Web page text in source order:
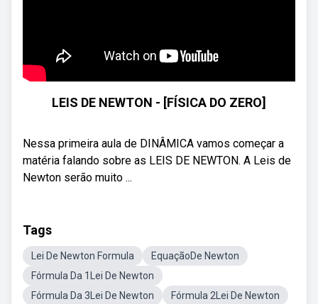
LEIS DE NEWTON - [FÍSICA DO ZERO]
Nessa primeira aula de DINÂMICA vamos começar a
matéria falando sobre as LEIS DE NEWTON. A Leis de
Newton serão muito ...
Tags
Lei De Newton Formula
EquaçãoDe Newton
Fórmula Da 1Lei De Newton
Fórmula Da 3Lei De Newton
Fórmula 2Lei De Newton